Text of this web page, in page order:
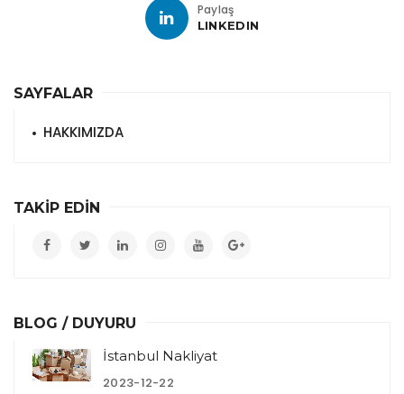
Paylaş
LINKEDIN
SAYFALAR
HAKKIMIZDA
TAKİP EDİN
BLOG / DUYURU
İstanbul Nakliyat
2023-12-22